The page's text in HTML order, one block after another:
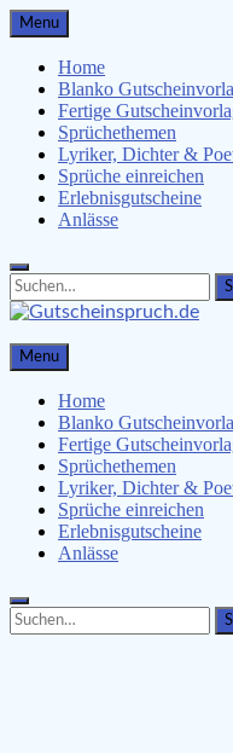
Skip
to
content
Menu
Home
Blanko
Fertige
Sprüchethemen
Lyriker, Dichter &
Sprüche einreichen
Erlebnisgutscheine
Anlässe
Search
for:
Search
Gutscheinspruch.de
Gutscheinsprüche &
Menu
Home
Blanko
Fertige
Sprüchethemen
Lyriker, Dichter &
Sprüche einreichen
Erlebnisgutscheine
Anlässe
Search
for:
Search